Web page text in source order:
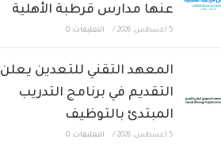
عنها مدارس قرطبة الأهلية
5 أغسطس، 2026 / التعليقات: 0
المعهد التقني للتعدين يعلن
التقديم في برنامج التدريب
المبتدئ بالتوظيف
5 أغسطس، 2026 / التعليقات: 0